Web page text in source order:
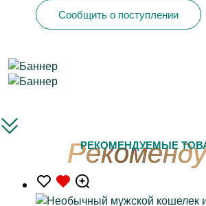
Сообщить о поступлении
РЕКОМЕНДУЕМЫЕ